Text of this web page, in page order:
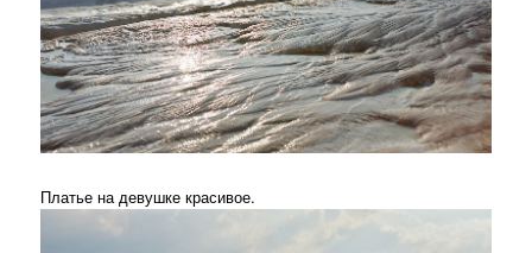
Платье на девушке красивое.